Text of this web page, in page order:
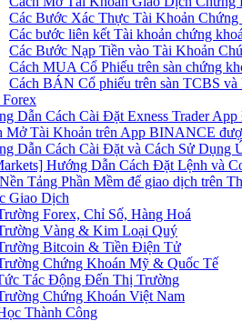
Các Bước Xác Thực Tài Khoản
Các bước liên kết Tài khoản chứng
Các Bước Nạp Tiền vào Tài Khoản
Cách MUA Cổ Phiếu trên sàn chứng
Cách BÁN Cổ phiếu trên sàn TCBS
Forex
Dẫn Cách Cài Đặt Exness Trader
Mở Tài Khoản trên App BINANCE
Dẫn Cách Cài Đặt và Cách Sử Dụng
Hướng Dẫn Cách Đặt Lệnh và
Tảng Phần Mềm để giao dịch trên
Giao Dịch
Forex, Chỉ Số, Hàng Hoá
Vàng & Kim Loại Quý
Bitcoin & Tiền Điện Tử
Chứng Khoán Mỹ & Quốc Tế
Tác Động Đến Thị Trường
Chứng Khoán Việt Nam
Thành Công